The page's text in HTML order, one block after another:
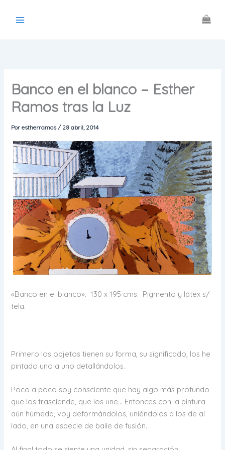
Banco en el blanco – Esther
Ramos tras la Luz
Porestherramos/ 28 abril, 2014
«Banco en el blanco». 130 x 195 cms. Pigmento y látex s/
tela.
Primero los objetos tienen su forma, su significado, los he
pintado uno a uno detallándolos.
Poco a poco soy consciente que hay algo más profundo
que los trasciende, que los une… Entonces con la pintura
aún húmeda, voy deformándolos, uniéndolos a los de al
lado, en una especie de baile de fusión.